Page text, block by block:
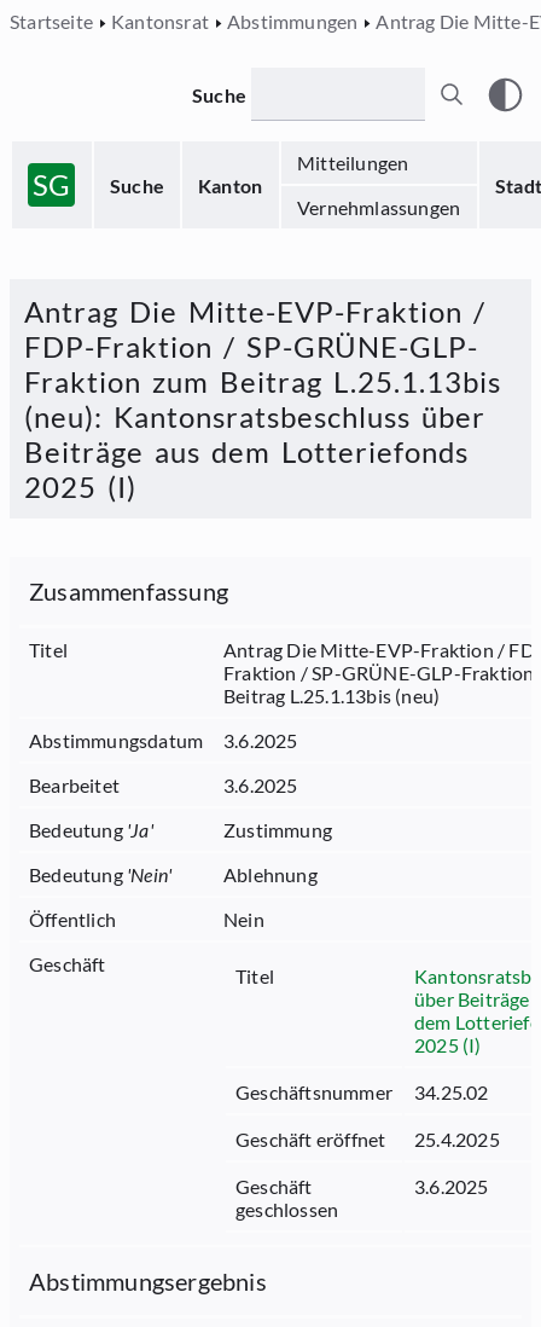
Startseite Kantonsrat Abstimmungen Antrag Die Mitte-
SG Suche Kanton
Mitteilungen
Stadt
Vernehmlassungen
Suche
Antrag Die Mitte-EVP-Fraktion /
FDP-Fraktion / SP-GRÜNE-GLP-
Fraktion zum Beitrag L.25.1.13bis
(neu): Kantonsratsbeschluss über
Beiträge aus dem Lotteriefonds
2025 (I)
Zusammenfassung
Titel
Antrag Die Mitte-EVP-Fraktion /
Fraktion / SP-GRÜNE-GLP-Fraktion
Beitrag L.25.1.13bis (neu)
Abstimmungsdatum
3.6.2025
Bearbeitet
3.6.2025
Bedeutung 'Ja'
Zustimmung
Bedeutung 'Nein'
Ablehnung
Öffentlich
Nein
Geschäft
Titel
über Beiträge
dem
2025 (I)
Geschäftsnummer 34.25.02
Geschäft eröffnet 25.4.2025
Geschäft
geschlossen
3.6.2025
Abstimmungsergebnis